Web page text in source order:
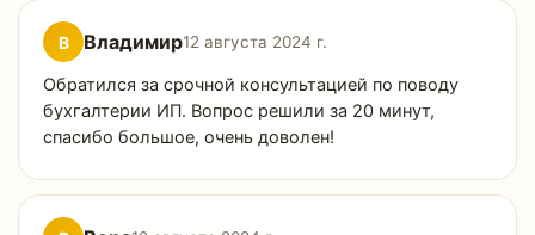
В Владимир12 августа 2024 г.
Обратился за срочной консультацией по поводу
бухгалтерии ИП. Вопрос решили за 20 минут,
спасибо большое, очень доволен!